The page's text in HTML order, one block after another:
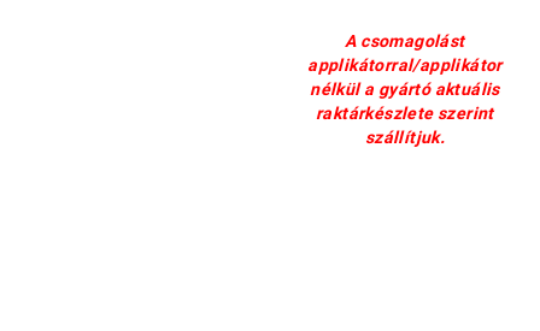
A csomagolást
applikátorral/applikátor
nélkül a gyártó aktuális
raktárkészlete szerint
szállítjuk.